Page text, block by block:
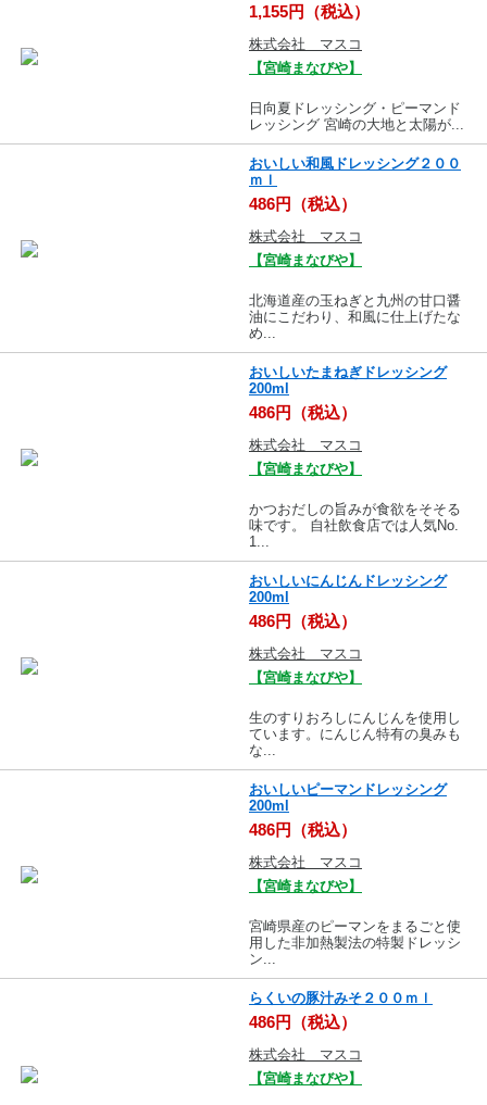
1,155円（税込）
株式会社 マスコ
【宮崎まなびや】
日向夏ドレッシング・ピーマンド
レッシング 宮崎の大地と太陽が...
おいしい和風ドレッシング２００
ｍｌ
486円（税込）
株式会社 マスコ
【宮崎まなびや】
北海道産の玉ねぎと九州の甘口醤
油にこだわり、和風に仕上げたな
め...
おいしいたまねぎドレッシング
200ml
486円（税込）
株式会社 マスコ
【宮崎まなびや】
かつおだしの旨みが食欲をそそる
味です。 自社飲食店では人気No.
1...
おいしいにんじんドレッシング
200ml
486円（税込）
株式会社 マスコ
【宮崎まなびや】
生のすりおろしにんじんを使用し
ています。にんじん特有の臭みも
な...
おいしいピーマンドレッシング
200ml
486円（税込）
株式会社 マスコ
【宮崎まなびや】
宮崎県産のピーマンをまるごと使
用した非加熱製法の特製ドレッシ
ン...
らくいの豚汁みそ２００ｍｌ
486円（税込）
株式会社 マスコ
【宮崎まなびや】